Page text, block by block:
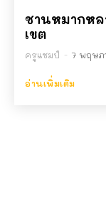
ชานหมากห
เขต
ครูแชมป์ - 7 พฤษภ
อ่านเพิ่มเติม